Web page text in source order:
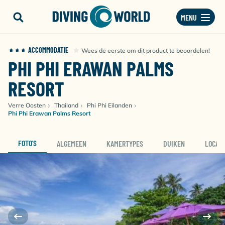
MENU
ACCOMMODATIE Wees de eerste om dit product te beoordelen!
PHI PHI ERAWAN PALMS
RESORT
Verre Oosten Thailand
Phi Phi Eilanden
Phi Phi Erawan Palms Resort
FOTO'S ALGEMEEN KAMERTYPES DUIKEN